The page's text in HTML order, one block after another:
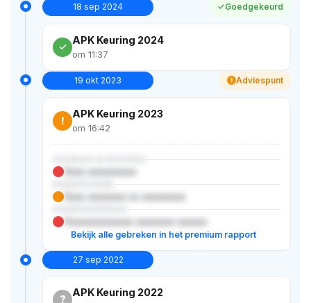
18 sep 2024 Goedgekeurd
APK Keuring 2024
om 11:37
19 okt 2023 ! Adviespunt
!
APK Keuring 2023
om 16:42
XXXXXX & XXXXXX
Xxxx xxxxxxxxxx
Xxxx xxxxxxxx xx xxxxxxxxx
Xxxxxxxxxxxxxx xxxxxxxx xxxxxx
Bekijk alle gebreken in het premium rapport
27 sep 2022
?
APK Keuring 2022